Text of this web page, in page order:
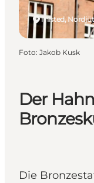
Der
Die
Thisted,
Foto: Jakob Kusk